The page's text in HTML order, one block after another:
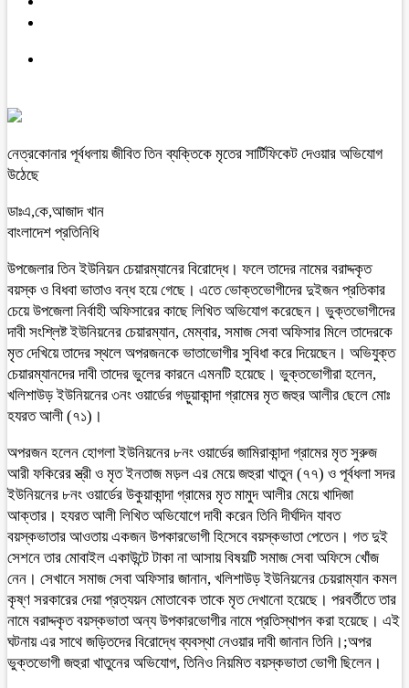
নেত্রকোনার পূর্বধলায় জীবিত তিন ব্যক্তিকে মৃতের সার্টিফিকেট দেওয়ার অভিযোগ
উঠেছে
ডাঃএ,কে,আজাদ খান
বাংলাদেশ প্রতিনিধি
উপজেলার তিন ইউনিয়ন চেয়ারম্যানের বিরোদ্ধে। ফলে তাদের নামের বরাদ্দকৃত
বয়স্ক ও বিধবা ভাতাও বন্ধ হয়ে গেছে। এতে ভোক্তভোগীদের দুইজন প্রতিকার
চেয়ে উপজেলা নির্বাহী অফিসারের কাছে লিখিত অভিযোগ করেছেন। ভুক্তভোগীদের
দাবী সংশ্লিষ্ট ইউনিয়নের চেয়ারম্যান, মেম্বার, সমাজ সেবা অফিসার মিলে তাদেরকে
মৃত দেখিয়ে তাদের স্থলে অপরজনকে ভাতাভোগীর সুবিধা করে দিয়েছেন। অভিযুক্ত
চেয়ারম্যানদের দাবী তাদের ভুলের কারনে এমনটি হয়েছে। ভুক্তভোগীরা হলেন,
খলিশাউড় ইউনিয়নের ৩নং ওয়ার্ডের গড়ুয়াকান্দা গ্রামের মৃত জহুর আলীর ছেলে মোঃ
হযরত আলী (৭১)।
অপরজন হলেন হোগলা ইউনিয়নের ৮নং ওয়ার্ডের জামিরাকান্দা গ্রামের মৃত সুরুজ
আরী ফকিরের স্ত্রী ও মৃত ইনতাজ মড়ল এর মেয়ে জহুরা খাতুন (৭৭) ও পূর্বধলা সদর
ইউনিয়নের ৮নং ওয়ার্ডের উকুয়াকান্দা গ্রামের মৃত মামুদ আলীর মেয়ে খাদিজা
আক্তার। হযরত আলী লিখিত অভিযোগে দাবী করেন তিনি দীর্ঘদিন যাবত
বয়স্কভাতার আওতায় একজন উপকারভোগী হিসেবে বয়স্কভাতা পেতেন। গত দুই
সেশনে তার মোবাইল একাউন্টে টাকা না আসায় বিষয়টি সমাজ সেবা অফিসে খোঁজ
নেন। সেখানে সমাজ সেবা অফিসার জানান, খলিশাউড় ইউনিয়নের চেয়রাম্যান কমল
কৃষ্ণ সরকারের দেয়া প্রত্যয়ন মোতাবেক তাকে মৃত দেখানো হয়েছে। পরবর্তীতে তার
নামে বরাদ্দকৃত বয়স্কভাতা অন্য উপকারভোগীর নামে প্রতিস্থাপন করা হয়েছে। এই
ঘটনায় এর সাথে জড়িতদের বিরোদ্ধে ব্যবস্থা নেওয়ার দাবী জানান তিনি।;অপর
ভুক্তভোগী জহুরা খাতুনের অভিযোগ, তিনিও নিয়মিত বয়স্কভাতা ভোগী ছিলেন।